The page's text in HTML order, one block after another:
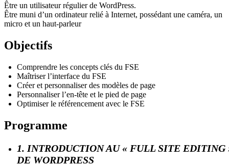
Être un utilisateur régulier de WordPress.
Être muni d’un ordinateur relié à Internet, possédant une caméra, un
micro et un haut-parleur
Objectifs
Comprendre les concepts clés du FSE
Maîtriser l’interface du FSE
Créer et personnaliser des modèles de page
Personnaliser l’en-tête et le pied de page
Optimiser le référencement avec le FSE
Programme
1. INTRODUCTION AU « FULL SITE EDITING
DE WORDPRESS